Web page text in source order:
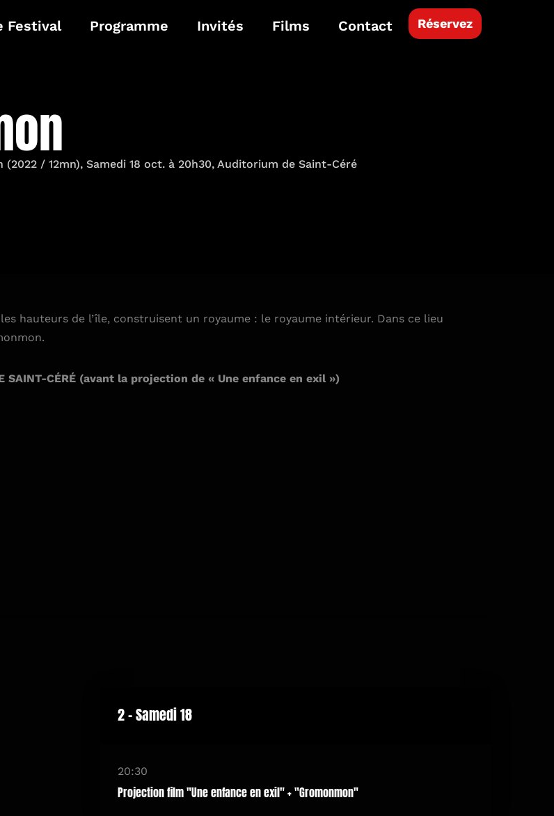
Réservez
Festival Programme Invités Films Contact
/ 12mn), Samedi 18 oct. à 20h30, Auditorium de Saint-Céré
hauteurs de l’île, construisent un royaume : le royaume intérieur. Dans ce lieu
SAINT-CÉRÉ (avant la projection de « Une enfance en exil »)
2 - Samedi 18
20:30
Projection film "Une enfance en exil" + "Gromonmon"